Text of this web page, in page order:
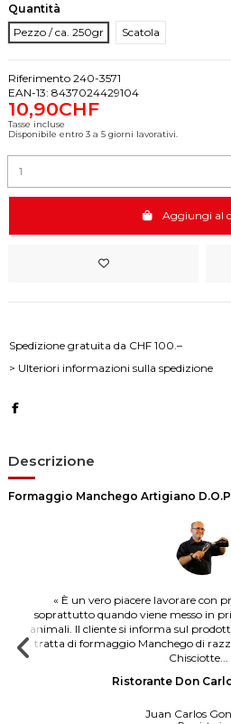
Quantità
Pezzo / ca. 250gr
Scatola
Riferimento 240-3571
EAN-13: 8437024429104
10,90CHF
Tasse incluse
Disponibile entro 3 a 5 giorni lavorativi.
Aggiungi al
Spedizione gratuita da CHF 100.–
> Ulteriori informazioni sulla spedizione
Descrizione
Formaggio Manchego Artigiano
« È un vero piacere lavorare con
soprattutto quando viene messo in
animali. Il cliente si informa sul
tratta di formaggio Manchego di
Chisciotte...
Ristorante Don
Juan Carlos